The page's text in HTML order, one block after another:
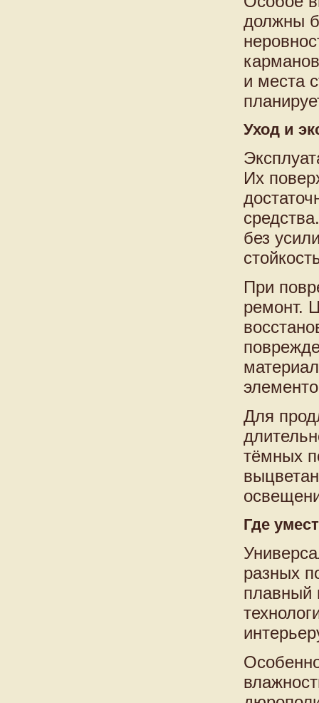
должны
и места
Уход и
Их
без
При
ремонт.
Для
тёмных
Где
разных
плавный